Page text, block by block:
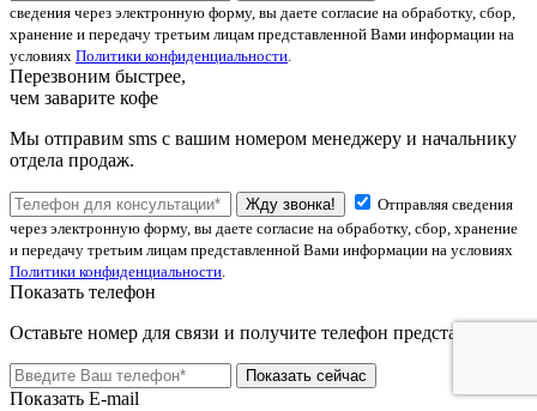
сведения через электронную форму, вы даете согласие на обработку, сбор,
хранение и передачу третьим лицам представленной Вами информации на
условиях Политики конфиденциальности.
Перезвоним быстрее,
чем заварите кофе
Мы отправим sms с вашим номером менеджеру и начальнику
отдела продаж.
Жду звонка!
Отправляя сведения
через электронную форму, вы даете согласие на обработку, сбор, хранение
и передачу третьим лицам представленной Вами информации на условиях
Политики конфиденциальности.
Показать телефон
Оставьте номер для связи и получите телефон представителя.
Показать сейчас
Показать E-mail